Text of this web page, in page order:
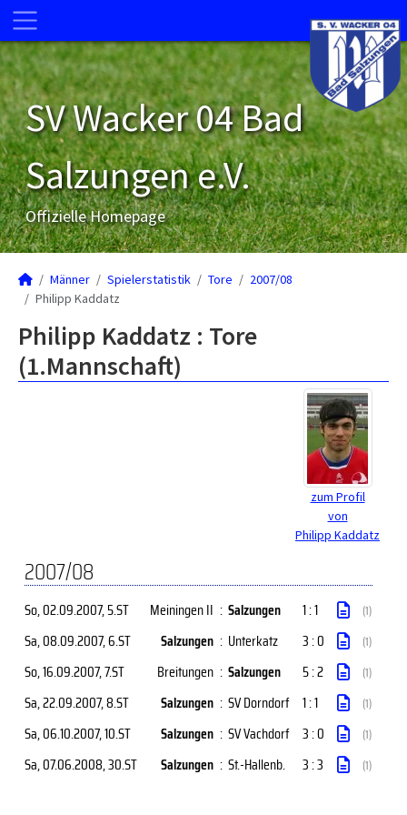
SV Wacker 04 Bad
Salzungen e.V.
Offizielle Homepage
Männer Spielerstatistik Tore
2007/08
Philipp Kaddatz
Philipp Kaddatz : Tore
(1.Mannschaft)
zum Profil
von
Philipp Kaddatz
2007/08
So, 02.09.2007, 5.ST Meiningen II : Salzungen 1 : 1 (1)
Sa, 08.09.2007, 6.ST Salzungen : Unterkatz 3 : 0 (1)
So, 16.09.2007, 7.ST Breitungen : Salzungen 5 : 2 (1)
Sa, 22.09.2007, 8.ST Salzungen : SV Dorndorf 1 : 1 (1)
Sa, 06.10.2007, 10.ST Salzungen : SV Vachdorf 3 : 0 (1)
Sa, 07.06.2008, 30.ST Salzungen : St.-Hallenb. 3 : 3 (1)